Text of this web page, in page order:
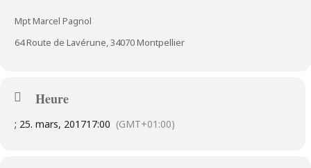
Mpt Marcel Pagnol
64 Route de Lavérune, 34070 Montpellier
Heure
; 25. mars, 201717:00 (GMT+01:00)